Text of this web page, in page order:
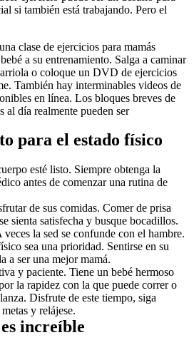
si también está trabajando. Pero el
clase de ejercicios para mamás
a su entrenamiento. Salga a caminar
o coloque un DVD de ejercicios
También hay interminables videos de
en línea. Los bloques breves de
al día realmente pueden ser
para el estado físico
esté listo. Siempre obtenga la
antes de comenzar una rutina de
de sus comidas. Comer de prisa
sienta satisfecha y busque bocadillos.
la sed se confunde con el hambre.
sea una prioridad. Sentirse en su
a ser una mejor mamá.
y paciente. Tiene un bebé hermoso
la rapidez con la que puede correr o
Disfrute de este tiempo, siga
y relájese.
increíble